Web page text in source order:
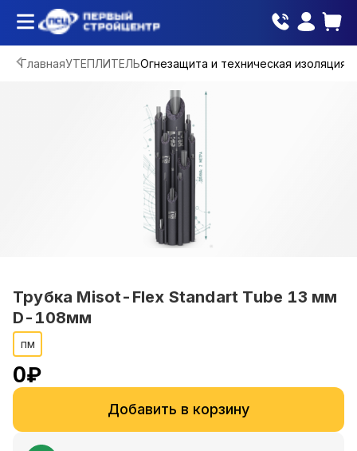
ГлавнаяУТЕПЛИТЕЛЬОгнезащита и техническая изоляция
Трубка Misot-Flex Standart Tube 13 мм
D-108мм
пм
0₽
Добавить в корзину